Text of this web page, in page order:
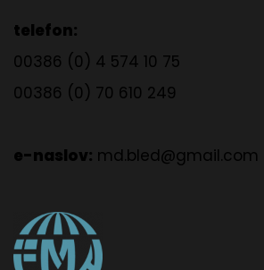
telefon:
00386 (0) 4 574 10 75
00386 (0) 70 610 249
e-naslov: md.bled@gmail.com